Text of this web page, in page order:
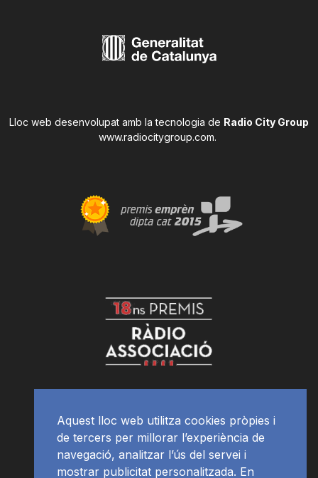
Lloc web desenvolupat amb la tecnologia de Radio City Group
www.radiocitygroup.com.
Aquest lloc web utilitza cookies pròpies i
de tercers per millorar l’experiència de
navegació, analitzar l’ús del servei i
mostrar publicitat personalitzada. En